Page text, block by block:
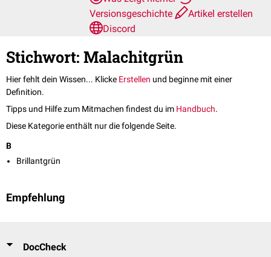
Versionsgeschichte
Artikel erstellen
Discord
Stichwort: Malachitgrün
Hier fehlt dein Wissen... Klicke Erstellen und beginne mit einer
Definition.
Tipps und Hilfe zum Mitmachen findest du im Handbuch.
Diese Kategorie enthält nur die folgende Seite.
B
Brillantgrün
Empfehlung
DocCheck